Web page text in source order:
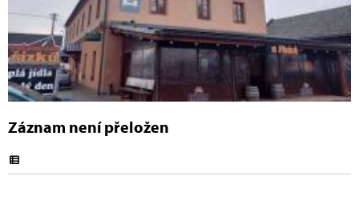
Záznam není přeložen